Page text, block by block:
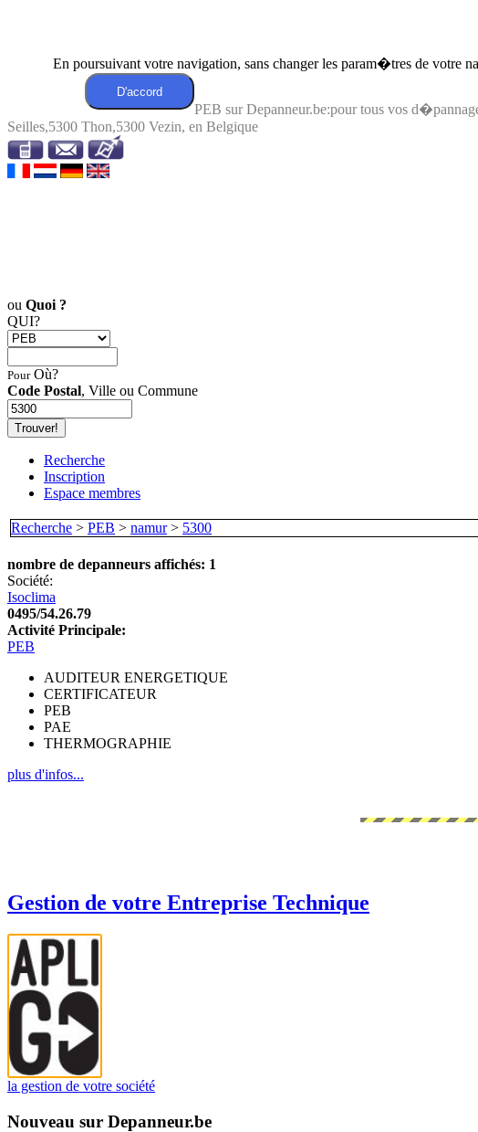
En poursuivant votre navigation, sans changer les param�tres de votre
PEB sur Depanneur.be:pour tous vos
Seilles,5300 Thon,5300 Vezin, en Belgique
ou Quoi ?
QUI?
PourOù?
Code Postal, Ville ou Commune
Recherche
Inscription
Espace membres
Recherche > PEB > namur> 5300
nombre de depanneurs affichés: 1
Société:
Isoclima
0495/54.26.79
Activité Principale:
PEB
AUDITEUR ENERGETIQUE
CERTIFICATEUR
PEB
PAE
THERMOGRAPHIE
plus d'infos...
Gestion de votre Entreprise Technique
la gestion de votre société
Nouveau sur Depanneur.be